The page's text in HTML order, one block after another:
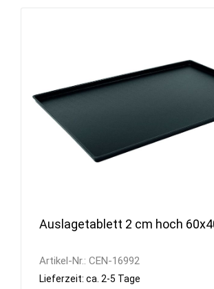
Auslagetablett 2 cm hoch
Artikel-Nr.: CEN-16992
Lieferzeit: ca. 2-5 Tage